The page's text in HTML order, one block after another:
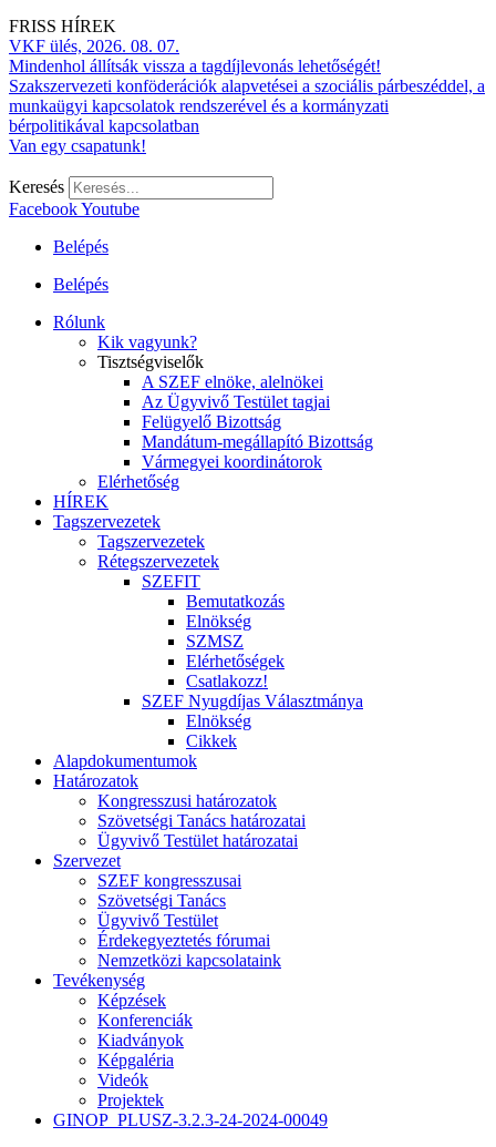
FRISS HÍREK
VKF ülés, 2026. 08. 07.
Mindenhol állítsák vissza a tagdíjlevonás lehetőségét!
Szakszervezeti konföderációk alapvetései a szociális párbeszéddel, a
munkaügyi kapcsolatok rendszerével és a kormányzati
bérpolitikával kapcsolatban
Van egy csapatunk!
Keresés
FacebookYoutube
Belépés
Belépés
Rólunk
Kik vagyunk?
Tisztségviselők
A SZEF elnöke, alelnökei
Az Ügyvivő Testület tagjai
Felügyelő Bizottság
Mandátum-megállapító Bizottság
Vármegyei koordinátorok
Elérhetőség
HÍREK
Tagszervezetek
Tagszervezetek
Rétegszervezetek
SZEFIT
Bemutatkozás
Elnökség
SZMSZ
Elérhetőségek
Csatlakozz!
SZEF Nyugdíjas Választmánya
Elnökség
Cikkek
Alapdokumentumok
Határozatok
Kongresszusi határozatok
Szövetségi Tanács határozatai
Ügyvivő Testület határozatai
Szervezet
SZEF kongresszusai
Szövetségi Tanács
Ügyvivő Testület
Érdekegyeztetés fórumai
Nemzetközi kapcsolataink
Tevékenység
Képzések
Konferenciák
Kiadványok
Képgaléria
Videók
Projektek
GINOP_PLUSZ-3.2.3-24-2024-00049